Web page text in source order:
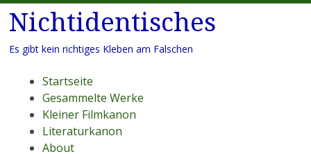
Nichtidentisches
Es gibt kein richtiges Kleben am Falschen
Menü
Zum
Inhalt
springen
Startseite
Gesammelte Werke
Kleiner Filmkanon
Literaturkanon
About